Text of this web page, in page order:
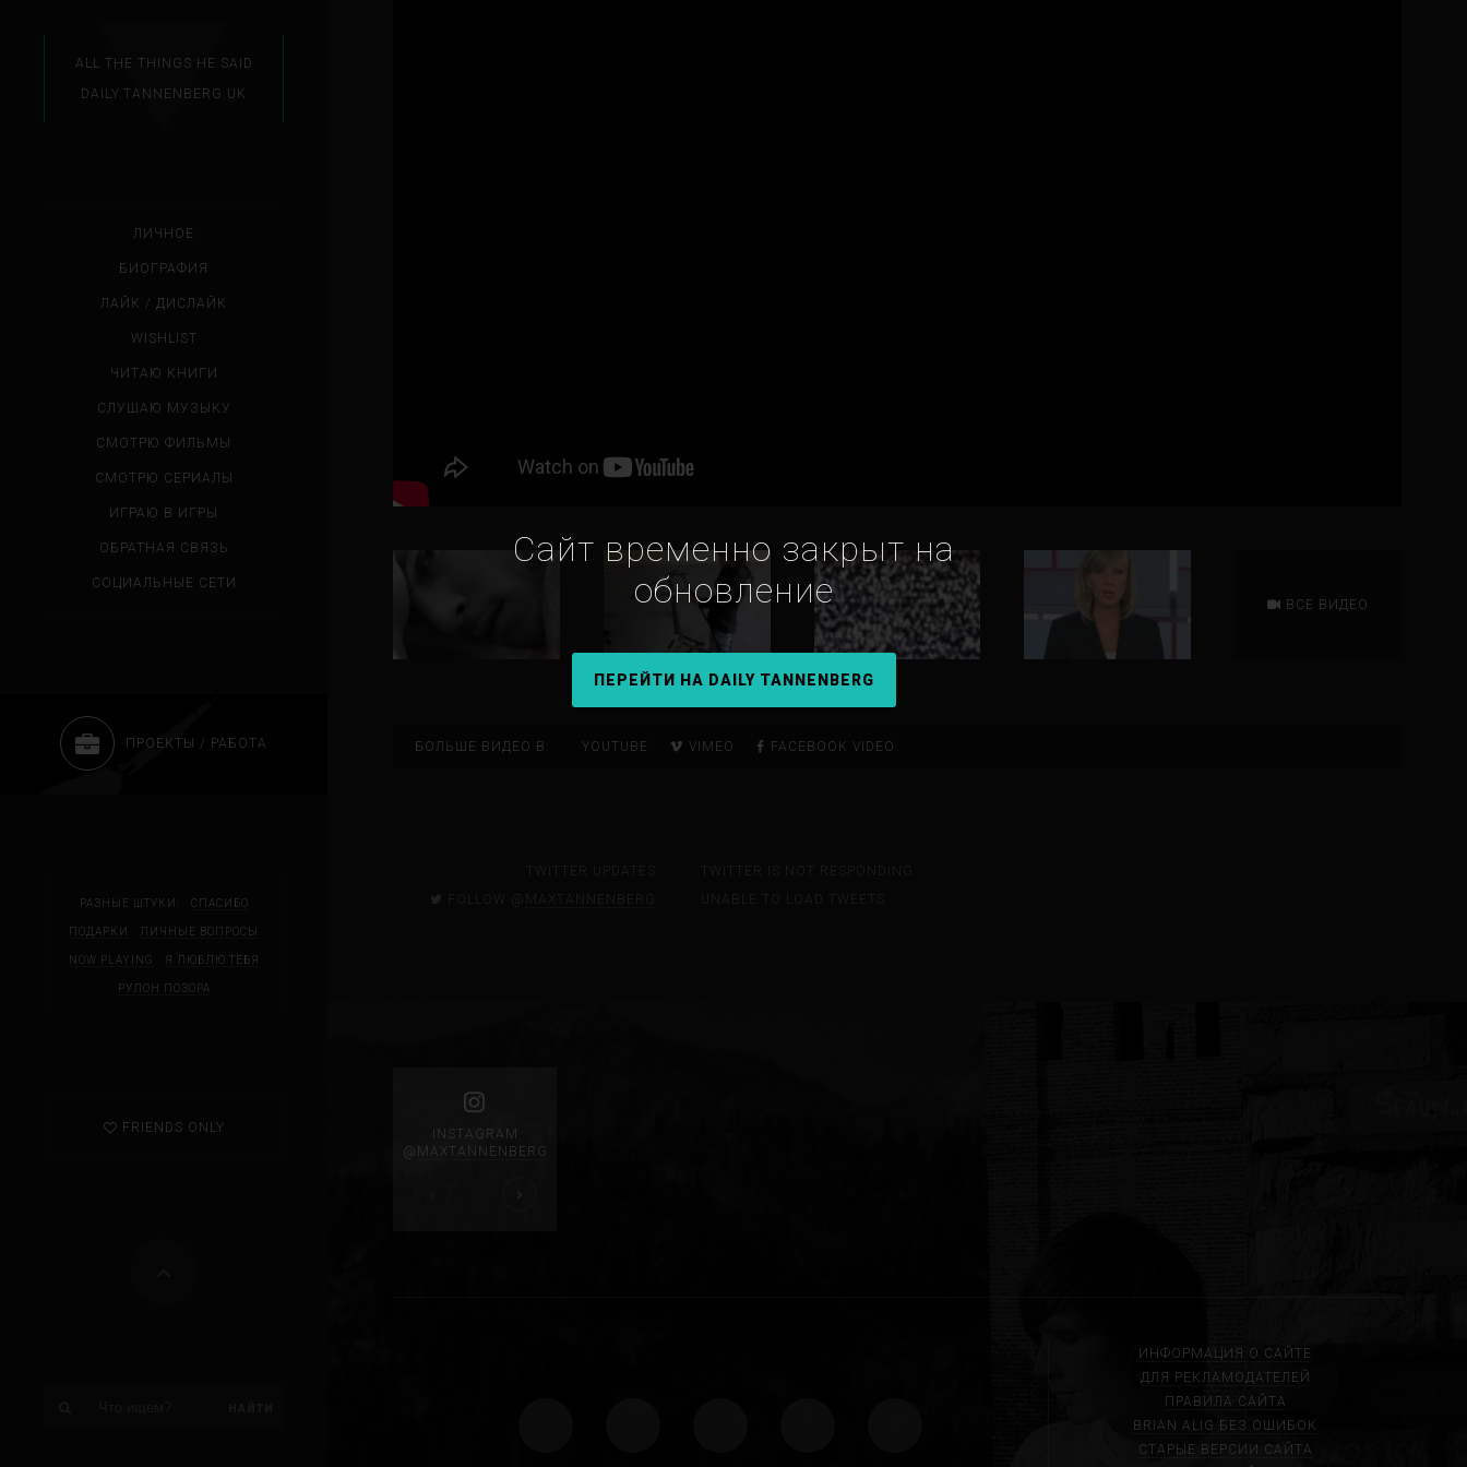
Сайт временно закрыт на
обновление
ПЕРЕЙТИ НА DAILY TANNENBERG
ВСЕ ВИДЕО
БОЛЬШЕ ВИДЕО В: YOUTUBE VIMEO FACEBOOK VIDEO
TWITTER UPDATES
FOLLOW @
MAXTANNENBERG
TWITTER IS NOT RESPONDING
UNABLE TO LOAD TWEETS
INSTAGRAM
@ MAXTANNENBERG
ИНФОРМАЦИЯ О САЙТЕ
ДЛЯ РЕКЛАМОДАТЕЛЕЙ
ПРАВИЛА САЙТА
BRIAN ALIG БЕЗ ОШИБОК
СТАРЫЕ ВЕРСИИ САЙТА
ALL THE THINGS HE SAID
DAILY.TANNENBERG.UK
ЛИЧНОЕ
БИОГРАФИЯ
ЛАЙК / ДИСЛАЙК
WISHLIST
ЧИТАЮ КНИГИ
СЛУШАЮ МУЗЫКУ
СМОТРЮ ФИЛЬМЫ
СМОТРЮ СЕРИАЛЫ
ИГРАЮ В ИГРЫ
ОБРАТНАЯ СВЯЗЬ
СОЦИАЛЬНЫЕ СЕТИ
ПРОЕКТЫ / РАБОТА
РАЗНЫЕ ШТУКИ: СПАСИБО
ПОДАРКИ ЛИЧНЫЕ ВОПРОСЫ
NOW PLAYING Я ЛЮБЛЮ ТЕБЯ
РУЛОН ПОЗОРА
FRIENDS ONLY